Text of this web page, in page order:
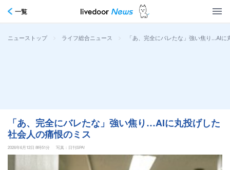
一覧
ニューストップ > ライフ総合ニュース > 「あ、完全にバレたな」強い焦り…AI
「あ、完全にバレたな」強い焦り…AIに丸投げした
社会人の痛恨のミス
2026年6月12日 8時51分 写真：日刊SPA!